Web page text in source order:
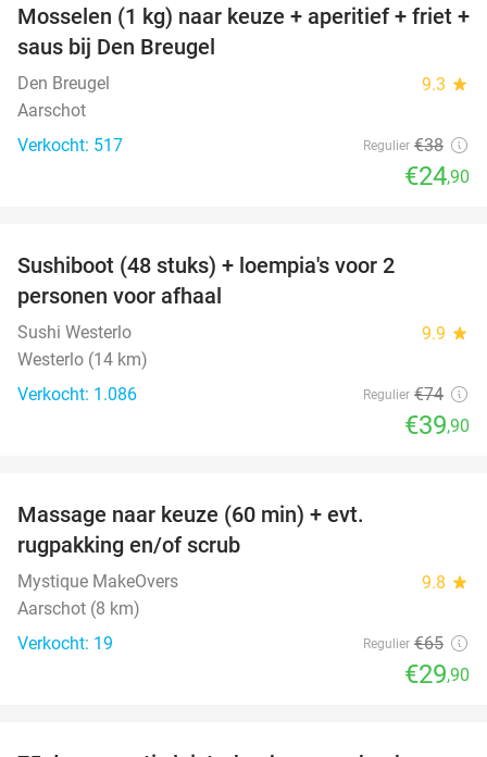
34%
Mosselen (1 kg) naar keuze + aperitief + friet +
saus bij Den Breugel
Den Breugel 9.3 star
Aarschot
Verkocht: 517
Regulier €38
€24,90
Sushiboot (48 stuks) + loempia's voor 2
personen voor afhaal
Sushi Westerlo 9.9 star
Westerlo (14 km)
Verkocht: 1.086
Regulier €74
€39,90
Massage naar keuze (60 min) + evt.
rugpakking en/of scrub
Mystique MakeOvers 9.8 star
Aarschot (8 km)
Verkocht: 19
Regulier €65
€29,90